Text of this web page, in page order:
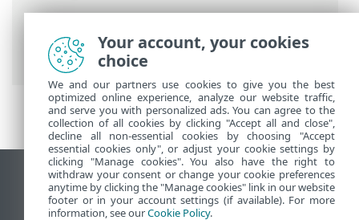
ESET Online-Hilfe>ESET Internet
Security >Installation> Erstprüfung nach
Installation
Desktop-Site anzeigen
End of Life
Your account, your cookies
choice
We and our partners use cookies to give you the best
optimized online experience, analyze our website traffic,
and serve you with personalized ads. You can agree to the
collection of all cookies by clicking "Accept all and close",
decline all non-essential cookies by choosing "Accept
essential cookies only", or adjust your cookie settings by
clicking "Manage cookies". You also have the right to
withdraw your consent or change your cookie preferences
anytime by clicking the "Manage cookies" link in our website
footer or in your account settings (if available). For more
information, see ourCookie Policy.